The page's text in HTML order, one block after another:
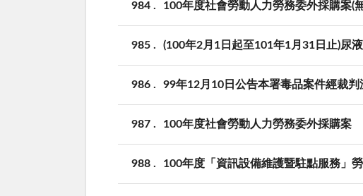
984 100年度社會勞動人力勞務委外採購案(
985 (100年2月1日起至101年1月31日止)尿
986 99年12月10日公告本署毒品案件經裁
987 100年度社會勞動人力勞務委外採購案
988 100年度「資訊設備維護暨駐點服務」